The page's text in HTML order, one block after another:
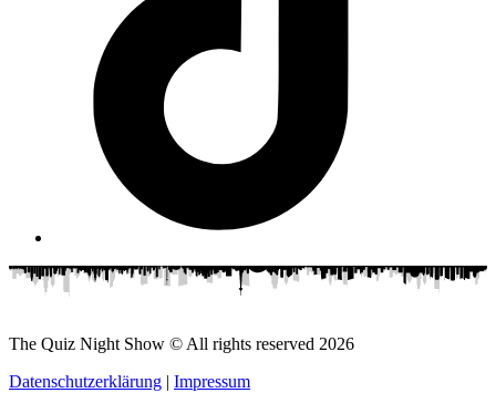
The Quiz Night Show © All rights reserved 2026
Datenschutzerklärung | Impressum